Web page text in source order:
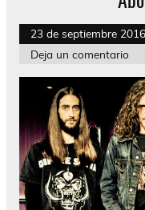
23 de septiembre 2016
Deja un comentario